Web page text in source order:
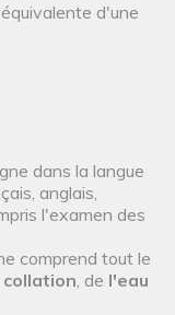
d'une
dans la langue
anglais,
l'examen des
comprend tout le
collation, de l'eau